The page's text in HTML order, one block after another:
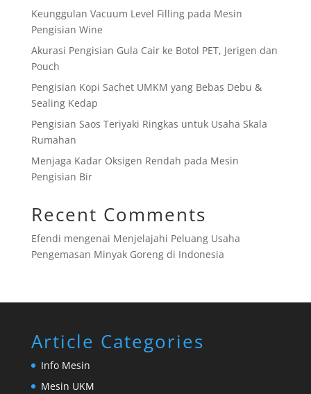
Keunggulan Vacuum Level Filling pada Mesin
Pengisian Wine
Akurasi Pengisian Gula Cair ke Botol PET, Jerigen dan
Pouch
Pengisian Kopi Sachet UMKM yang Bebas Debu &
Sealing Kedap
Pengisian Saos Teriyaki Ringkas untuk Usaha Skala
Rumahan
Menjaga Kadar Oksigen Rendah pada Mesin
Pengisian Bir
Recent Comments
Efendi mengenai Menjelajahi Peluang Usaha
Pengemasan Minyak Goreng di Indonesia
Article Categories
Info Mesin
Mesin UKM